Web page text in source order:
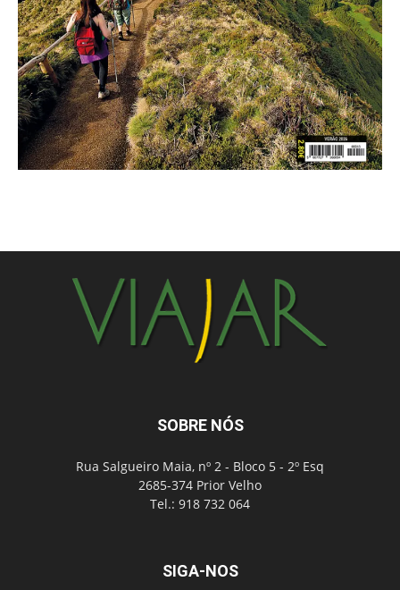
SOBRE NÓS
Rua Salgueiro Maia, nº 2 - Bloco 5 - 2º Esq
2685-374 Prior Velho
Tel.: 918 732 064
SIGA-NOS